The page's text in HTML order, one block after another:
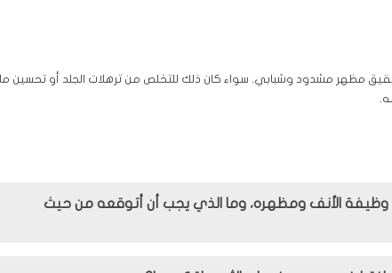
مظهر مشدود وشبابي. سواء كان ذلك للتخلص من ترهلات الجلد أو تحسين
الأنف ومظهره، وما الذي يجب أن أتوقعه من حيث